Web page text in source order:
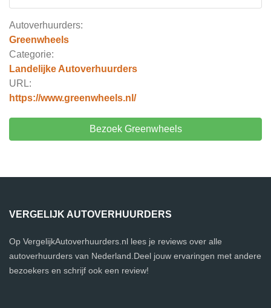
Autoverhuurders:
Greenwheels
Categorie:
Landelijke Autoverhuurders
URL:
https://www.greenwheels.nl/
Bezoek Greenwheels
VERGELIJK AUTOVERHUURDERS
Op VergelijkAutoverhuurders.nl lees je reviews over alle
autoverhuurders van Nederland.Deel jouw ervaringen met andere
bezoekers en schrijf ook een review!